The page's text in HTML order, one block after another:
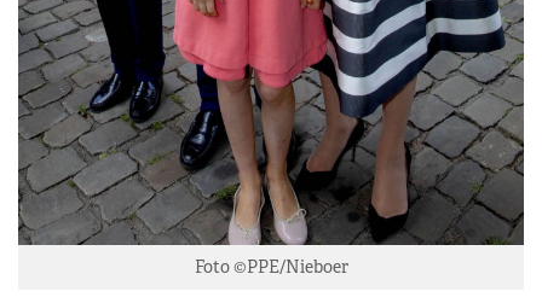
Foto ©PPE/Nieboer